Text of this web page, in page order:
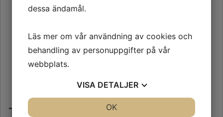
Tyg servett grön 45x45cm
dessa ändamål.
Läs mer om vår användning av cookies och
behandling av personuppgifter på vår
webbplats.
VISA DETALJER
OK